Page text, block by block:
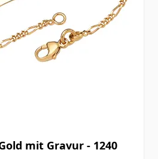
mit Gravur - 1240